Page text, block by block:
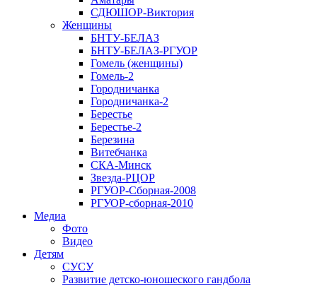
СДЮШОР-Виктория
Женщины
БНТУ-БЕЛАЗ
БНТУ-БЕЛАЗ-РГУОР
Гомель (женщины)
Гомель-2
Городничанка
Городничанка-2
Берестье
Берестье-2
Березина
Витебчанка
СКА-Минск
Звезда-РЦОР
РГУОР-Сборная-2008
РГУОР-сборная-2010
Медиа
Фото
Видео
Детям
СУСУ
Развитие детско-юношеского гандбола